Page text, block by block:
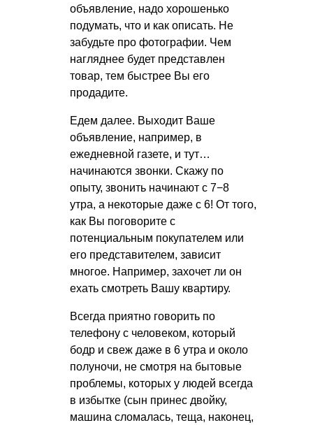
объявление, надо хорошенько
подумать, что и как описать. Не
забудьте про фотографии. Чем
нагляднее будет представлен
товар, тем быстрее Вы его
продадите.
Едем далее. Выходит Ваше
объявление, например, в
ежедневной газете, и тут…
начинаются звонки. Скажу по
опыту, звонить начинают с 7−8
утра, а некоторые даже с 6! От того,
как Вы поговорите с
потенциальным покупателем или
его представителем, зависит
многое. Например, захочет ли он
ехать смотреть Вашу квартиру.
Всегда приятно говорить по
телефону с человеком, который
бодр и свеж даже в 6 утра и около
полуночи, не смотря на бытовые
проблемы, которых у людей всегда
в избытке (сын принес двойку,
машина сломалась, теща, наконец,